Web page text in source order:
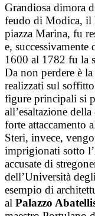
Grandiosa dimora
feudo di Modica, il
piazza Marina, fu
e,
1600 al 1782 fu la
Da non perdere è
realizzati sul
figure principali si
all’esaltazione
forte attaccamento
Steri, invece,
imprigionati sotto
accusate di
dell’Università
esempio di
al Palazzo